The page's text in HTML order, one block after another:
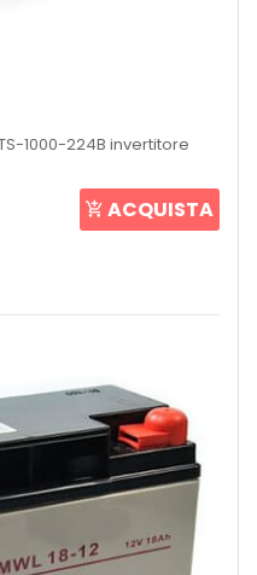
1000-224B invertitore
ACQUISTA